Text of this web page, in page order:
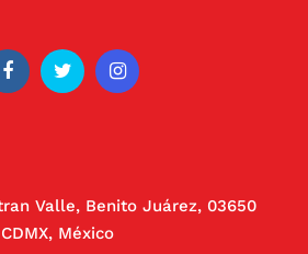
Valle, Benito Juárez, 03650
México